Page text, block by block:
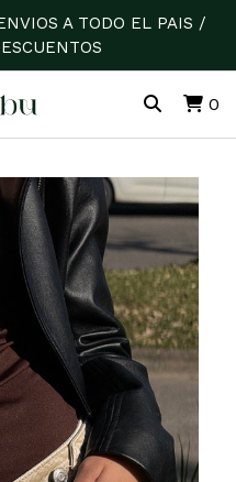
A TODO EL PAIS /
0